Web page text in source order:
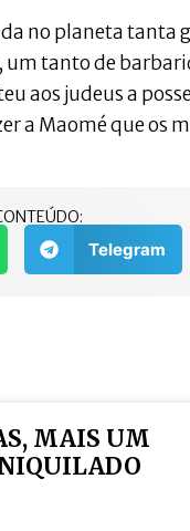
no planeta tanta
tanto de
aos judeus a
a Maomé que os
Telegram
MAIS UM